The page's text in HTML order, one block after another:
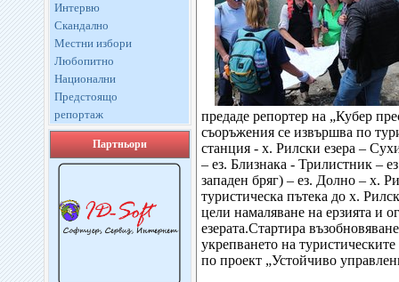
Интервю
Скандално
Местни избори
Любопитно
Национални
Предстоящо
репортаж
Партньори
предаде репортер на „Кубер
съоръжения се извършва по
станция - х. Рилски езера –
– ез. Близнака - Трилистник –
западен бряг) – ез. Долно – х.
туристическа пътека до х.
цели намаляване на ерзията и
езерата.Стартира възобновяване
укрепването на туристическите
по проект „Устойчиво